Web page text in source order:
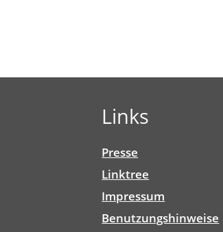
Links
Presse
Linktree
Impressum
Benutzungshinweise